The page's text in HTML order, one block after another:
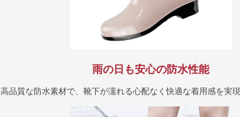
雨の日も安心の防水性能
高品質な防水素材で、靴下が濡れる心配なく快適な着用感を実現